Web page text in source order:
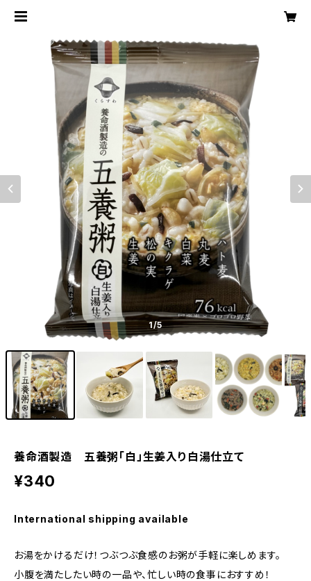
1/5
養命酒製造 五養粥「白」生姜入り白湯仕立て
¥340
International shipping available
お湯をかけるだけ！つぶつぶ食感のお粥が手軽に楽しめます。
小腹を満たしたい時の一品や、忙しい時の食事におすすめ！